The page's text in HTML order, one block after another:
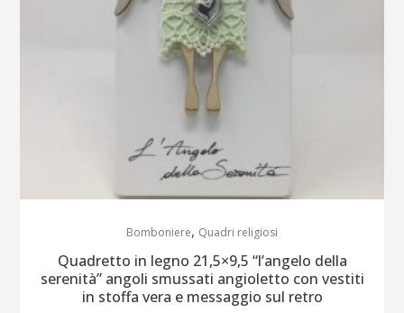
Bomboniere, Quadri religiosi
Quadretto in legno 21,5×9,5 “l’angelo della
serenità” angoli smussati angioletto con vestiti
in stoffa vera e messaggio sul retro